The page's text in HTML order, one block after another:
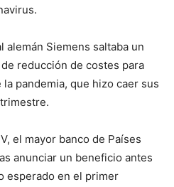
alemán Siemens saltaba un
reducción de costes para
pandemia, que hizo caer sus
el mayor banco de Países
anunciar un beneficio antes
esperado en el primer